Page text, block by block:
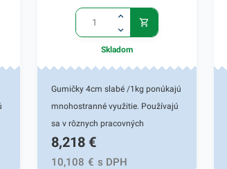
Skladom
Gumičky 4cm slabé /1kg ponúkajú
mnohostranné využitie. Používajú
sa v rôznych pracovných
oblastiach ale aj pri univerzálnych
činnostiach vo vašej domácnosti.
8,218 €
10,108 € s DPH